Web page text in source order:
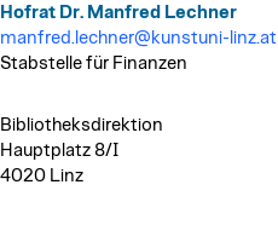
Hofrat Dr. Manfred Lechner
manfred.lechner@kunstuni-linz.at
Stabstelle für Finanzen
Bibliotheksdirektion
Hauptplatz 8/I
4020 Linz